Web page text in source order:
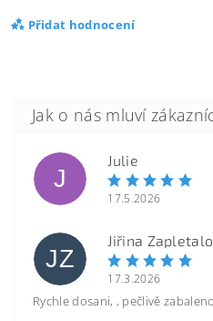
Přidat hodnocení
J
Julie
17.5.2026
JZ
Jiřina
17.3.2026
Rychle dosani, , pečlivě